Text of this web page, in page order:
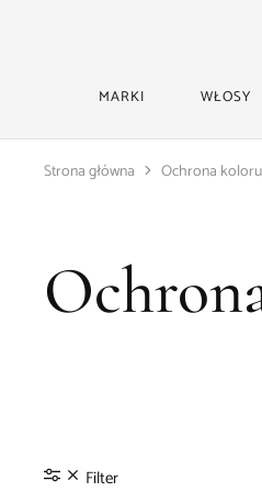
MARKI WŁOSY
Strona główna Ochrona koloru
Filter